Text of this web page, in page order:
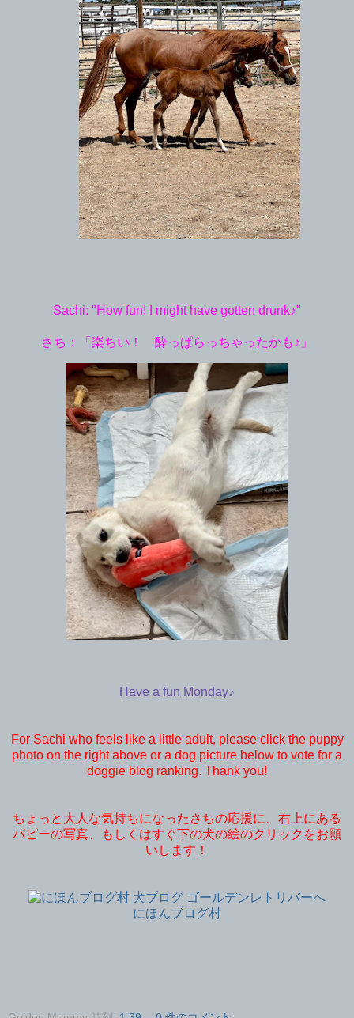
Sachi: "How fun! I might have gotten drunk♪"
さち：「楽ちい！ 酔っぱらっちゃったかも♪」
Have a fun Monday♪
For Sachi who feels like a little adult, please click the puppy
photo on the right above or a dog picture below to vote for a
doggie blog ranking. Thank you!
ちょっと大人な気持ちになったさちの応援に、右上にある
パピーの写真、もしくはすぐ下の犬の絵のクリックをお願
いします！
にほんブログ村